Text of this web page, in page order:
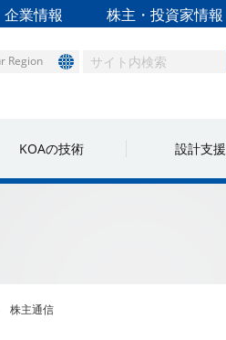
企業情報 株主・投資家情報
Region
KOAの技術 設計支援
株主通信